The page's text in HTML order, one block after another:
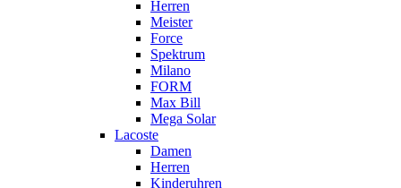
Herren
Meister
Force
Spektrum
Milano
FORM
Max Bill
Mega Solar
Lacoste
Damen
Herren
Kinderuhren